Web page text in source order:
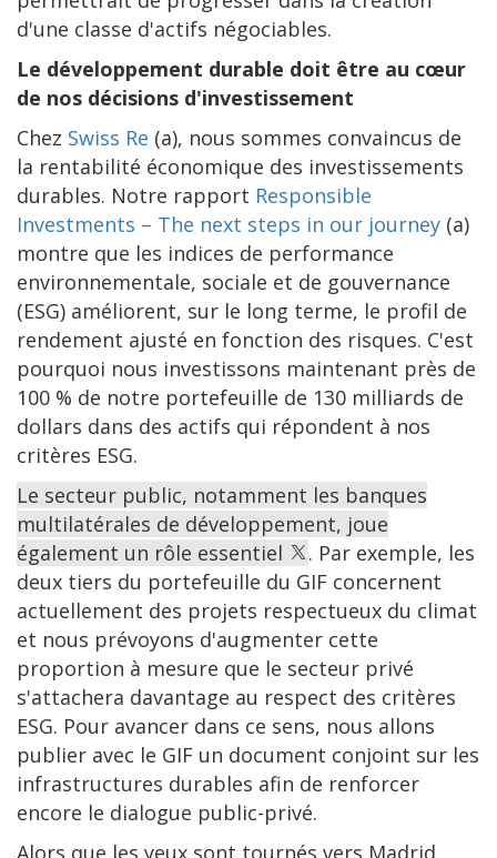
d'une classe d'actifs négociables.
Le développement durable doit être au cœur
de nos décisions d'investissement
Chez Swiss Re (a), nous sommes convaincus de
la rentabilité économique des investissements
durables. Notre rapport Responsible
Investments – The next steps in our journey (a)
montre que les indices de performance
environnementale, sociale et de gouvernance
(ESG) améliorent, sur le long terme, le profil de
rendement ajusté en fonction des risques. C'est
pourquoi nous investissons maintenant près de
100 % de notre portefeuille de 130 milliards de
dollars dans des actifs qui répondent à nos
critères ESG.
Le secteur public, notamment les banques
multilatérales de développement, joue
également un rôle essentiel
. Par exemple, les
deux tiers du portefeuille du GIF concernent
actuellement des projets respectueux du climat
et nous prévoyons d'augmenter cette
proportion à mesure que le secteur privé
s'attachera davantage au respect des critères
ESG. Pour avancer dans ce sens, nous allons
publier avec le GIF un document conjoint sur les
infrastructures durables afin de renforcer
encore le dialogue public-privé.
Alors que les yeux sont tournés vers Madrid